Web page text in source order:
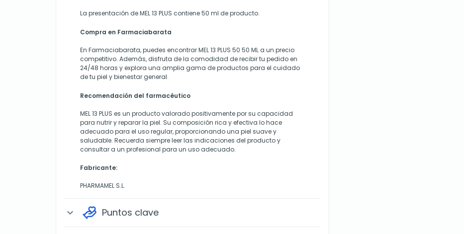
La presentación de MEL 13 PLUS contiene 50 ml de producto.
Compra en Farmaciabarata
En Farmaciabarata, puedes encontrar MEL 13 PLUS 50 50 ML a un precio
competitivo. Además, disfruta de la comodidad de recibir tu pedido en
24/48 horas y explora una amplia gama de productos para el cuidado
de tu piel y bienestar general.
Recomendación del farmacéutico
MEL 13 PLUS es un producto valorado positivamente por su capacidad
para nutrir y reparar la piel. Su composición rica y efectiva lo hace
adecuado para el uso regular, proporcionando una piel suave y
saludable. Recuerda siempre leer las indicaciones del producto y
consultar a un profesional para un uso adecuado.
Fabricante:
PHARMAMEL S.L.
expand_more Puntos clave